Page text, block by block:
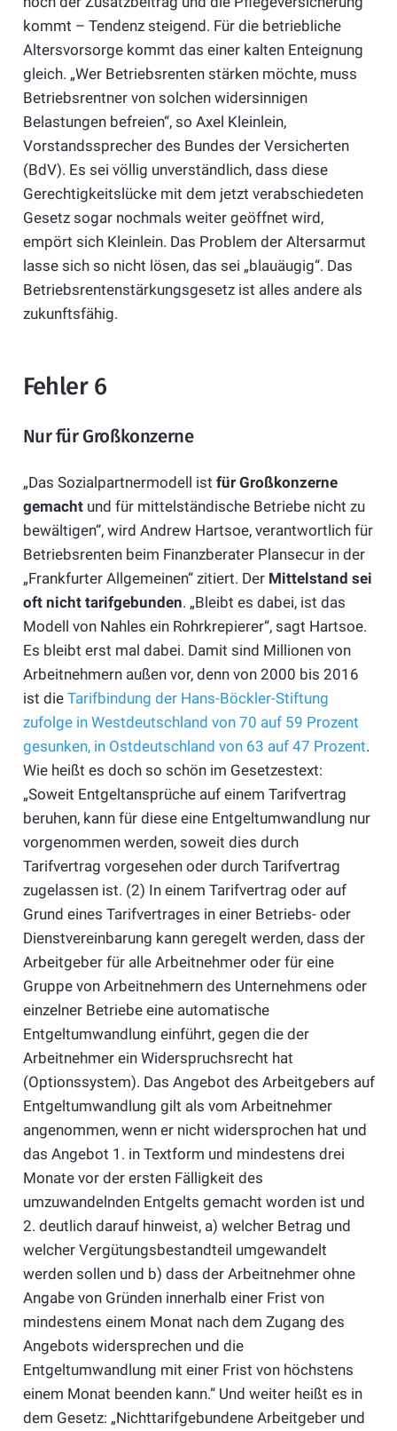
kommt – Tendenz steigend. Für die betriebliche
Altersvorsorge kommt das einer kalten Enteignung
gleich. „Wer Betriebsrenten stärken möchte, muss
Betriebsrentner von solchen widersinnigen
Belastungen befreien“, so Axel Kleinlein,
Vorstandssprecher des Bundes der Versicherten
(BdV). Es sei völlig unverständlich, dass diese
Gerechtigkeitslücke mit dem jetzt verabschiedeten
Gesetz sogar nochmals weiter geöffnet wird,
empört sich Kleinlein. Das Problem der Altersarmut
lasse sich so nicht lösen, das sei „blauäugig“. Das
Betriebsrentenstärkungsgesetz ist alles andere als
zukunftsfähig.
Fehler 6
Nur für Großkonzerne
„Das Sozialpartnermodell ist für Großkonzerne
gemachtund für mittelständische Betriebe nicht zu
bewältigen“, wird Andrew Hartsoe, verantwortlich für
Betriebsrenten beim Finanzberater Plansecur in der
„Frankfurter Allgemeinen“ zitiert. Der Mittelstand sei
oft nicht tarifgebunden. „Bleibt es dabei, ist das
Modell von Nahles ein Rohrkrepierer“, sagt Hartsoe.
Es bleibt erst mal dabei. Damit sind Millionen von
Arbeitnehmern außen vor, denn von 2000 bis 2016
ist die Tarifbindung der Hans-Böckler-Stiftung
zufolge in Westdeutschland von 70 auf 59 Prozent
gesunken, in Ostdeutschland von 63 auf 47 Prozent.
Wie heißt es doch so schön im Gesetzestext:
„Soweit Entgeltansprüche auf einem Tarifvertrag
beruhen, kann für diese eine Entgeltumwandlung nur
vorgenommen werden, soweit dies durch
Tarifvertrag vorgesehen oder durch Tarifvertrag
zugelassen ist. (2) In einem Tarifvertrag oder auf
Grund eines Tarifvertrages in einer Betriebs- oder
Dienstvereinbarung kann geregelt werden, dass der
Arbeitgeber für alle Arbeitnehmer oder für eine
Gruppe von Arbeitnehmern des Unternehmens oder
einzelner Betriebe eine automatische
Entgeltumwandlung einführt, gegen die der
Arbeitnehmer ein Widerspruchsrecht hat
(Optionssystem). Das Angebot des Arbeitgebers auf
Entgeltumwandlung gilt als vom Arbeitnehmer
angenommen, wenn er nicht widersprochen hat und
das Angebot 1. in Textform und mindestens drei
Monate vor der ersten Fälligkeit des
umzuwandelnden Entgelts gemacht worden ist und
2. deutlich darauf hinweist, a) welcher Betrag und
welcher Vergütungsbestandteil umgewandelt
werden sollen und b) dass der Arbeitnehmer ohne
Angabe von Gründen innerhalb einer Frist von
mindestens einem Monat nach dem Zugang des
Angebots widersprechen und die
Entgeltumwandlung mit einer Frist von höchstens
einem Monat beenden kann.“ Und weiter heißt es in
dem Gesetz: „Nichttarifgebundene Arbeitgeber und